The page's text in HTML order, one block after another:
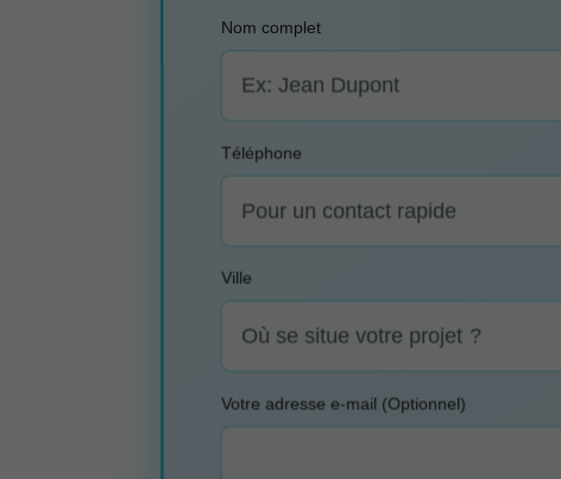
Nom complet
Téléphone
Ville
Votre adresse e-mail (Optionnel)